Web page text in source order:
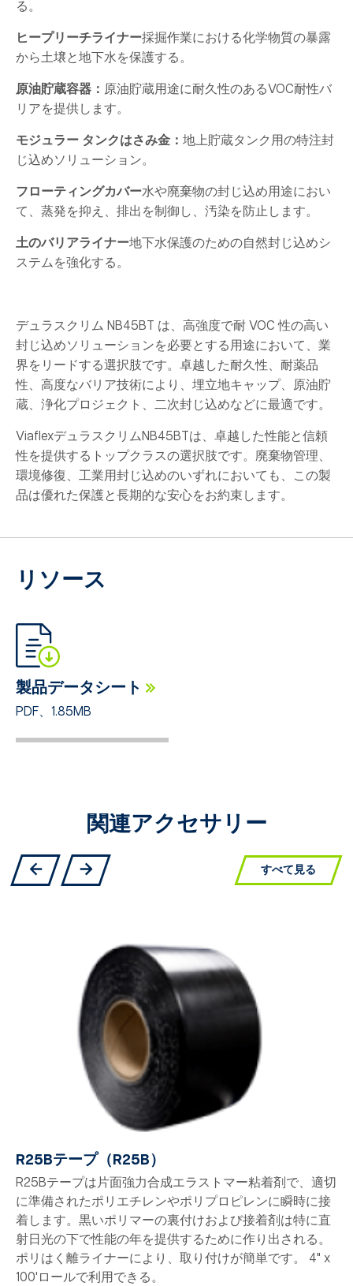
る。
ヒープリーチライナー採掘作業における化学物質の暴露
から土壌と地下水を保護する。
原油貯蔵容器： 原油貯蔵用途に耐久性のあるVOC耐性バ
リアを提供します。
モジュラー タンクはさみ金： 地上貯蔵タンク用の特注封
じ込めソリューション。
フローティングカバー水や廃棄物の封じ込め用途におい
て、蒸発を抑え、排出を制御し、汚染を防止します。
土のバリアライナー地下水保護のための自然封じ込めシ
ステムを強化する。
デュラスクリム NB45BT は、高強度で耐 VOC 性の高い
封じ込めソリューションを必要とする用途において、業
界をリードする選択肢です。卓越した耐久性、耐薬品
性、高度なバリア技術により、埋立地キャップ、原油貯
蔵、浄化プロジェクト、二次封じ込めなどに最適です。
ViaflexデュラスクリムNB45BTは、卓越した性能と信頼
性を提供するトップクラスの選択肢です。廃棄物管理、
環境修復、工業用封じ込めのいずれにおいても、この製
品は優れた保護と長期的な安心をお約束します。
リソース
製品データシート
PDF、1.85MB
関連アクセサリー
すべて見る
R25Bテープ（R25B）
R25Bテープは片面強力合成エラストマー粘着剤で、適切
に準備されたポリエチレンやポリプロピレンに瞬時に接
着します。黒いポリマーの裏付けおよび接着剤は特に直
射日光の下で性能の年を提供するために作り出される。
ポリはく離ライナーにより、取り付けが簡単です。 4" x
100'ロールで利用できる。